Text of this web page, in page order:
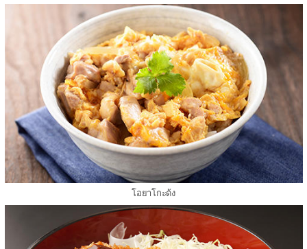
โอยาโกะด้ง